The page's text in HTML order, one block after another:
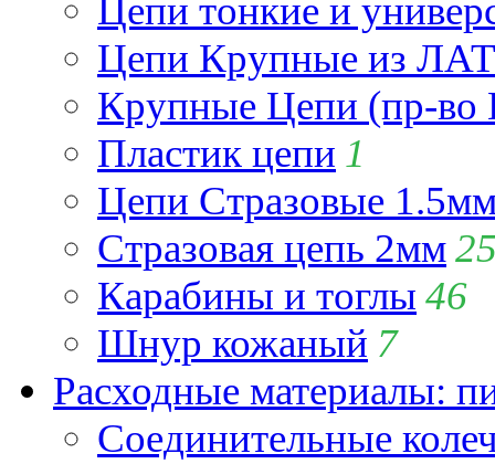
Цепи тонкие и
Цепи Крупные из
Крупные Цепи (пр-во
Пластик цепи 1
Цепи Стразовые
Стразовая цепь 2мм
Карабины и тоглы 46
Шнур кожаный 7
Расходные материалы:
Соединительные